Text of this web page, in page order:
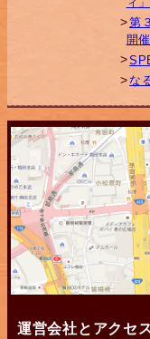
第
開
な
運営会社とアクセ